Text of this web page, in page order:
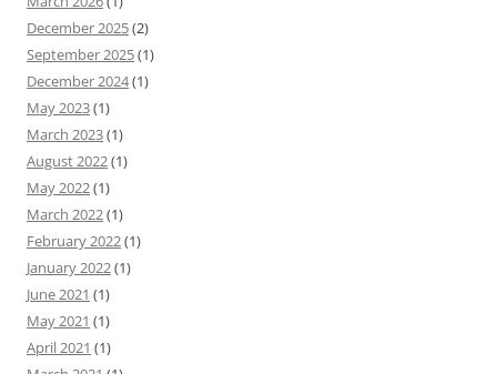
December 2025(2)
September 2025(1)
December 2024(1)
May 2023(1)
March 2023(1)
August 2022(1)
May 2022(1)
March 2022(1)
February 2022(1)
January 2022(1)
June 2021 (1)
May 2021 (1)
April 2021 (1)